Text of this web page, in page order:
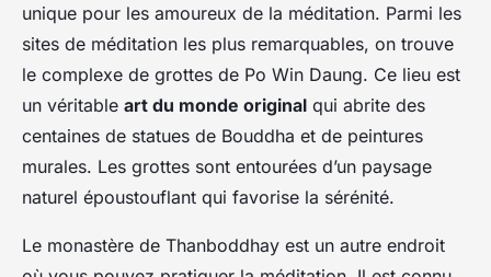
unique pour les amoureux de la méditation. Parmi les
sites de méditation les plus remarquables, on trouve
le complexe de grottes de Po Win Daung. Ce lieu est
un véritable art du monde original qui abrite des
centaines de statues de Bouddha et de peintures
murales. Les grottes sont entourées d’un paysage
naturel époustouflant qui favorise la sérénité.
Le monastère de Thanboddhay est un autre endroit